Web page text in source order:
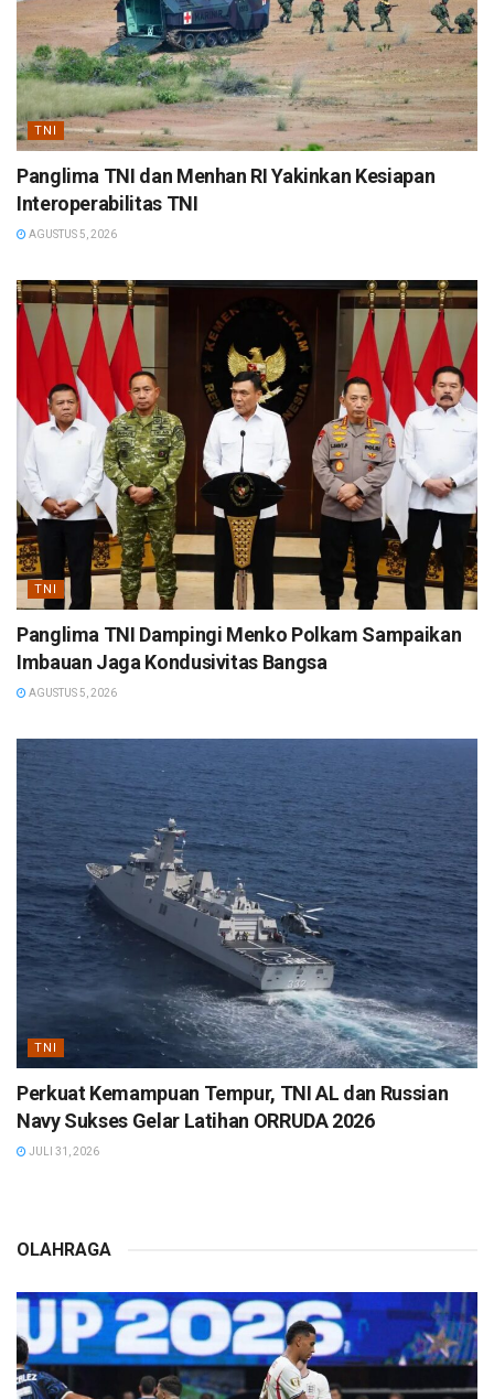
TNI
Panglima TNI dan Menhan RI Yakinkan Kesiapan
Interoperabilitas TNI
AGUSTUS 5, 2026
TNI
Panglima TNI Dampingi Menko Polkam Sampaikan
Imbauan Jaga Kondusivitas Bangsa
AGUSTUS 5, 2026
TNI
Perkuat Kemampuan Tempur, TNI AL dan Russian
Navy Sukses Gelar Latihan ORRUDA 2026
JULI 31, 2026
OLAHRAGA